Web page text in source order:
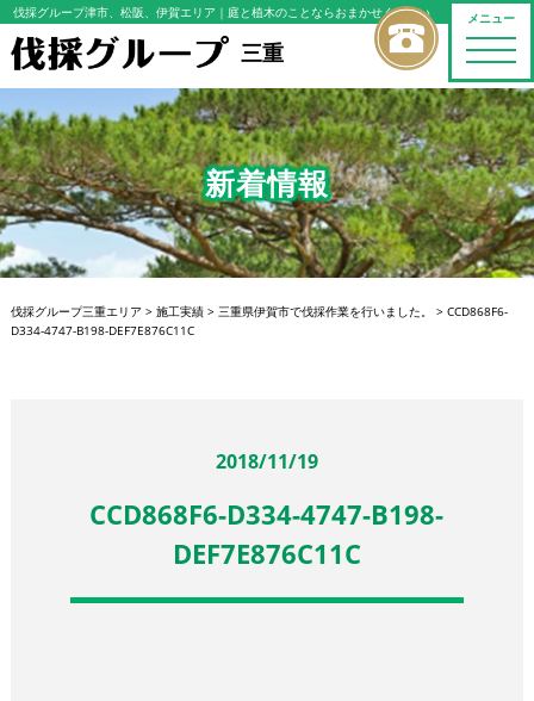
メニュー
toggle
伐採グループ津市、松阪、伊賀エリア ｜庭と植木のことならおまかせください
三重
新着情報
伐採グループ三重エリア > 施工実績> 三重県伊賀市で伐採作業を行いました。 > CCD868F6-
D334-4747-B198-DEF7E876C11C
2018/11/19
CCD868F6-D334-4747-B198-
DEF7E876C11C